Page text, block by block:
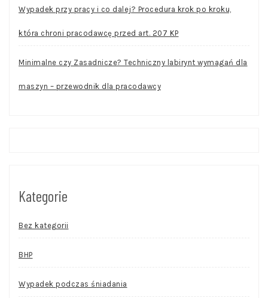
Wypadek przy pracy i co dalej? Procedura krok po kroku,
która chroni pracodawcę przed art. 207 KP
Minimalne czy Zasadnicze? Techniczny labirynt wymagań dla
maszyn – przewodnik dla pracodawcy
Kategorie
Bez kategorii
BHP
Wypadek podczas śniadania